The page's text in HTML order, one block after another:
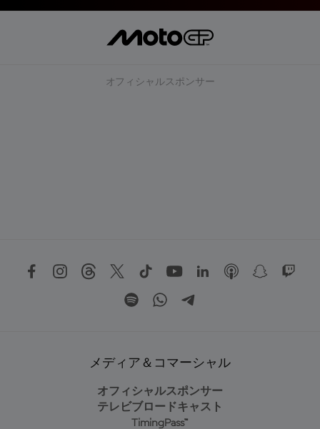
オフィシャルスポンサー
メディア＆コマーシャル
オフィシャルスポンサー
テレビブロードキャスト
TimingPass™